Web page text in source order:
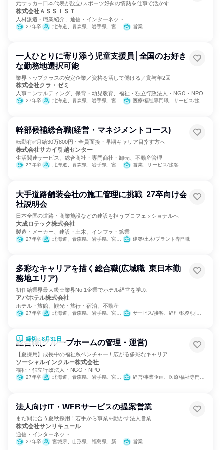
元サッカー日本代表が設立/スポーツ好きの情熱を仕事で活かす
株式会社ＡＳＳＩＳＴ
人材派遣・職業紹介、通信・インターネット
27年卒 北海道、青森県、岩手県、宮城県、秋田県、山形県、福島県、茨城県、栃木県、群馬県、埼玉県、千葉県、東京都、神奈川県、新潟県、富山県、石川県、福井県、山梨県、長野県、岐阜県、静岡県、愛知県、三重県、滋賀県、京都府、大阪府、兵庫県、奈良県、和歌山県、鳥取県、島根県、岡山県、広島県、山口県、徳島県、香川県、愛媛県、高知県、福岡県、佐賀県、長崎県、熊本県、大分県、宮崎県、鹿児島県、沖縄県 営業
一人ひとりに寄り添う児童支援員│全国のお好き
な勤務地選択可能
業界トップクラスの安定企業／資格を活して働ける／賞与年2回
株式会社クラ・ゼミ
人事コンサルティング、保育・幼児教育、福祉・独立行政法人・NGO・NPO
27年卒 北海道、青森県、岩手県、宮城県、秋田県、山形県、福島県、茨城県、栃木県、群馬県、新潟県、石川県、長野県、岐阜県、静岡県、愛知県、三重県、滋賀県、京都府、大阪府、兵庫県、奈良県、和歌山県、岡山県、広島県、山口県、徳島県、香川県、福岡県、長崎県、熊本県、大分県、宮崎県 医療/福祉専門職、サービス/接客、教育/保育専門職
幹部候補総合職(経営・マネジメントコース)
転勤有✅月給30万800円・全員面接・早期キャリア目指す方へ
株式会社サカイ引越センター
生活関連サービス、総合商社・専門商社・卸売、不動産管理
27年卒 北海道、青森県、岩手県、宮城県、秋田県、山形県、福島県、茨城県、栃木県、群馬県、埼玉県、千葉県、東京都、神奈川県、新潟県、富山県、石川県、福井県、山梨県、長野県、岐阜県、静岡県、愛知県、三重県、滋賀県、京都府、大阪府、兵庫県、奈良県、和歌山県、鳥取県、島根県、岡山県、広島県、山口県、徳島県、香川県、愛媛県、高知県、福岡県、佐賀県、長崎県、熊本県、大分県、宮崎県、鹿児島県、沖縄県 営業、サービス/接客
大手道路舗装会社の施工管理に挑戦_27卒向け会
社説明会
日本全国の道路・商業施設などの建設を担うプロフェッショナルへ
大成ロテック株式会社
製造・メーカー、建設・土木、インフラ・鉱業
27年卒 北海道、青森県、岩手県、宮城県、秋田県、山形県、福島県、茨城県、栃木県、群馬県、埼玉県、千葉県、東京都、神奈川県、新潟県、富山県、石川県、福井県、山梨県、長野県、岐阜県、静岡県、愛知県、三重県、滋賀県、京都府、大阪府、兵庫県、奈良県、和歌山県、鳥取県、島根県、岡山県、広島県、山口県、徳島県、香川県、愛媛県、高知県、福岡県、佐賀県、長崎県、熊本県、大分県、宮崎県、鹿児島県、沖縄県 建築/土木/プラント専門職
多彩なキャリアを描く総合職(広域職_東日本勤
務地エリア)
初任給業界最大級☆業界No.1企業でホテル経営を学ぶ
アパホテル株式会社
ホテル・旅館、観光・旅行・宿泊、不動産
27年卒 北海道、青森県、岩手県、宮城県、山形県、福島県、栃木県、群馬県、埼玉県、千葉県、東京都、神奈川県、新潟県、長野県、岐阜県、静岡県、愛知県、三重県 サービス/接客、経理/税務/財務、人事、総務、広報/IR、経営/事業企画、営業、商品企画、マーケティング・広告・宣伝
締切：8月31日
総合職(グループホームの管理・運営)
【夏採用】成長中の福祉系ベンチャー！広がる多彩なキャリア
ソーシャルインクルー株式会社
福祉・独立行政法人・NGO・NPO
27年卒 北海道、青森県、岩手県、宮城県、秋田県、山形県、福島県、茨城県、栃木県、群馬県、埼玉県、千葉県、東京都、神奈川県、新潟県、富山県、石川県、福井県、山梨県、長野県、岐阜県、静岡県、愛知県、三重県、滋賀県、京都府、大阪府、兵庫県、奈良県、和歌山県、鳥取県、島根県、岡山県、広島県、山口県、徳島県、香川県、愛媛県、高知県、福岡県、佐賀県、長崎県、熊本県、大分県、宮崎県、鹿児島県 経営/事業企画、医療/福祉専門職、営業
法人向けIT・WEBサービスの提案営業
まだ間に合う夏秋採用！若手から事業を動かす法人営業
株式会社サンリキュール
通信・インターネット
27年卒 宮城県、山形県、福島県、新潟県 営業